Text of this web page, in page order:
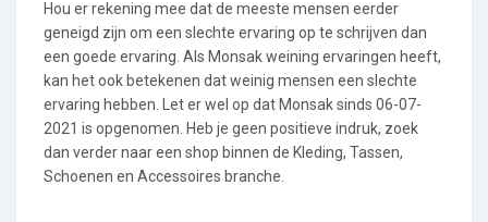
Hou er rekening mee dat de meeste mensen eerder
geneigd zijn om een slechte ervaring op te schrijven dan
een goede ervaring. Als Monsak weining ervaringen heeft,
kan het ook betekenen dat weinig mensen een slechte
ervaring hebben. Let er wel op dat Monsak sinds 06-07-
2021 is opgenomen. Heb je geen positieve indruk, zoek
dan verder naar een shop binnen de Kleding, Tassen,
Schoenen en Accessoires branche.